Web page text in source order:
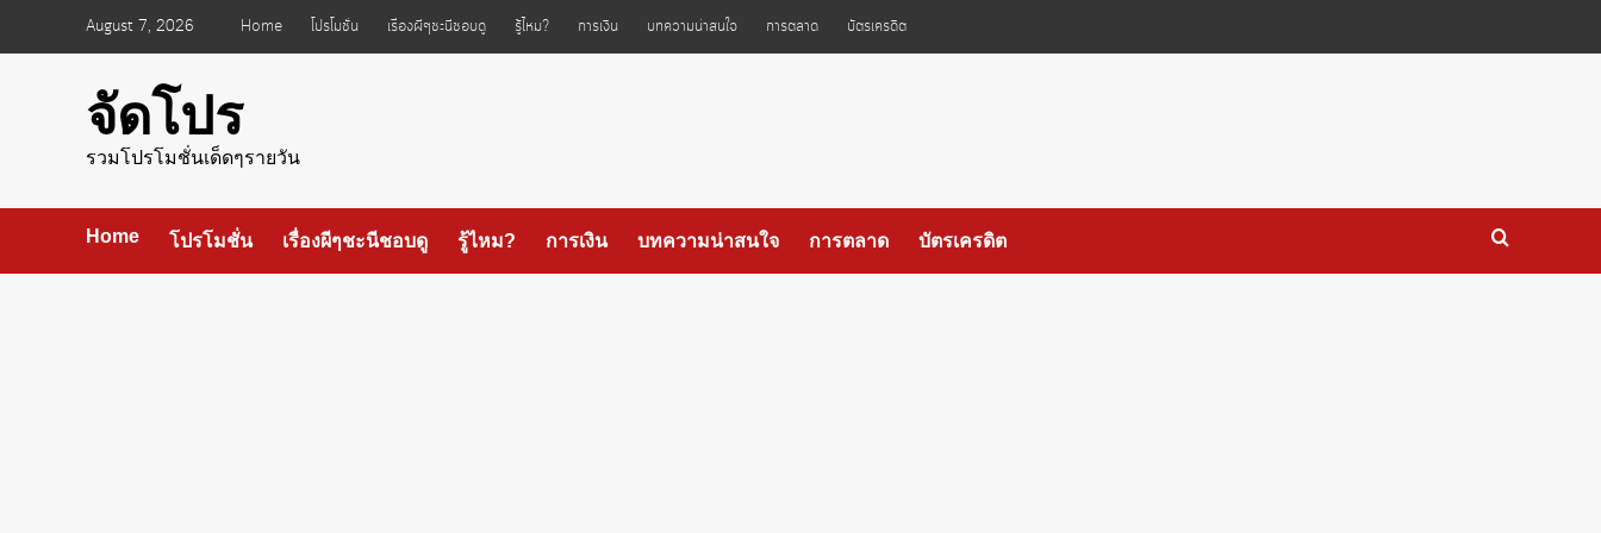
August 7, 2026 Home โปรโมชั่น เรื่องผีๆชะนีชอบดู รู้ไหม? การเงิน บทความน่าสนใจ การตลาด บัตรเครดิต
จัดโปร
รวมโปรโมชั่นเด็ดๆรายวัน
Home โปรโมชั่น เรื่องผีๆชะนีชอบดู รู้ไหม? การเงิน บทความน่าสนใจ การตลาด บัตรเครดิต